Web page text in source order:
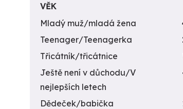
VĚK
Mladý muž/mladá žena
Teenager/Teenagerka
Třicátník/třicátnice
Ještě není v důchodu/V
nejlepších letech
Dědeček/babička